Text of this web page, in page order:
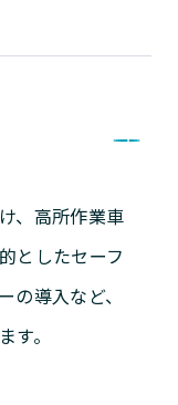
、高所作業車
としたセーフ
の導入など、
す。